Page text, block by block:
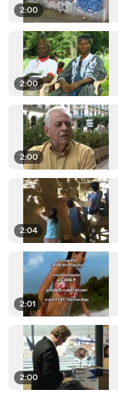
2:00
2:00
2:00
2:04
2:01
2:00